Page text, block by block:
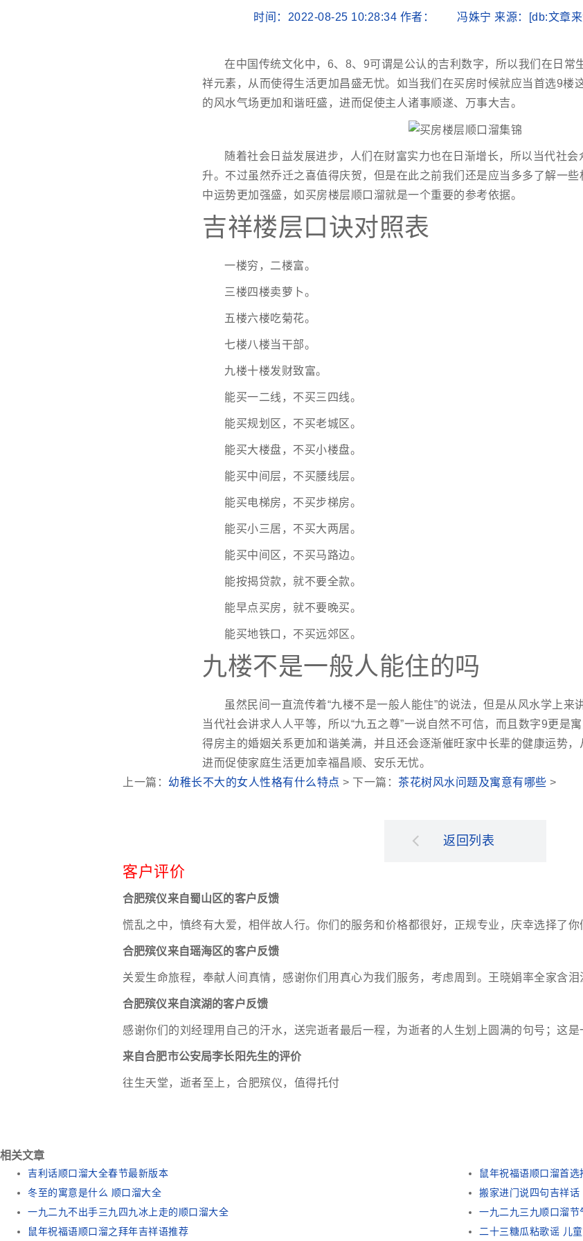
时间：2022-08-25 10:28:34 作者： 冯姝宁 来源：[db:文章来
在中国传统文化中，6、8、9可谓是公认的吉利数字，所以我们在日常
祥元素，从而使得生活更加昌盛无忧。如当我们在买房时候就应当首选9楼
的风水气场更加和谐旺盛，进而促使主人诸事顺遂、万事大吉。
随着社会日益发展进步，人们在财富实力也在日渐增长，所以当代社
升。不过虽然乔迁之喜值得庆贺，但是在此之前我们还是应当多多了解一
中运势更加强盛，如买房楼层顺口溜就是一个重要的参考依据。
吉祥楼层口诀对照表
一楼穷，二楼富。
三楼四楼卖萝卜。
五楼六楼吃菊花。
七楼八楼当干部。
九楼十楼发财致富。
能买一二线，不买三四线。
能买规划区，不买老城区。
能买大楼盘，不买小楼盘。
能买中间层，不买腰线层。
能买电梯房，不买步梯房。
能买小三居，不买大两居。
能买中间区，不买马路边。
能按揭贷款，就不要全款。
能早点买房，就不要晚买。
能买地铁口，不买远郊区。
九楼不是一般人能住的吗
虽然民间一直流传着“九楼不是一般人能住”的说法，但是从风水学上来
当代社会讲求人人平等，所以“九五之尊”一说自然不可信，而且数字9更是
得房主的婚姻关系更加和谐美满，并且还会逐渐催旺家中长辈的健康运势，
进而促使家庭生活更加幸福昌顺、安乐无忧。
上一篇： 幼稚长不大的女人性格有什么特点 > 下一篇： 茶花树风水问题及寓意有哪些 >
返回列表
客户评价
合肥殡仪来自蜀山区的客户反馈
慌乱之中，慎终有大爱，相伴故人行。你们的服务和价格都很好，正规专业，庆幸选择了你
合肥殡仪来自瑶海区的客户反馈
关爱生命旅程，奉献人间真情，感谢你们用真心为我们服务，考虑周到。王晓娟率全家含泪
合肥殡仪来自滨湖的客户反馈
感谢你们的刘经理用自己的汗水，送完逝者最后一程，为逝者的人生划上圆满的句号；这
来自合肥市公安局李长阳先生的评价
往生天堂，逝者至上，合肥殡仪，值得托付
相关文章
吉利话顺口溜大全春节最新版本
鼠年祝福语顺口溜首选
冬至的寓意是什么 顺口溜大全
搬家进门说四句吉祥
一九二九不出手三九四九冰上走的顺口溜大全
一九二九三九顺口溜节
鼠年祝福语顺口溜之拜年吉祥语推荐
二十三糖瓜粘歌谣 儿